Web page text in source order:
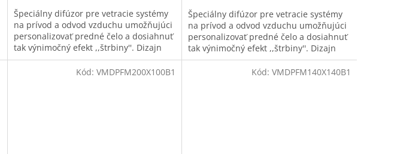
Špeciálny difúzor pre vetracie systémy
na prívod a odvod vzduchu umožňujúci
personalizovať predné čelo a dosiahnuť
tak výnimočný efekt ,,štrbiny''. Dizajn
interiéru tak ostane...
Špeciálny difúzor pre vetracie systémy
na prívod a odvod vzduchu umožňujúci
personalizovať predné čelo a dosiahnuť
tak výnimočný efekt ,,štrbiny''. Dizajn
interiéru tak ostane...
Kód:VMDPFM200X100B1 Kód: VMDPFM140X140B1